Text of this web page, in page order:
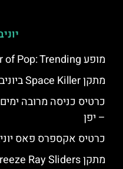
מופע Power of Pop: Trending ביוניברסל יפן
מתקן Space Killer ביוניברסל יפן
כרטיס כניסה מרובה
– יפן
כרטיס אקספרס פאס
מתקן Freeze Ray Sliders ביוניברסל יפן